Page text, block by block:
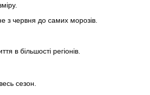
з червня до самих морозів.
в більшості регіонів.
сезон.